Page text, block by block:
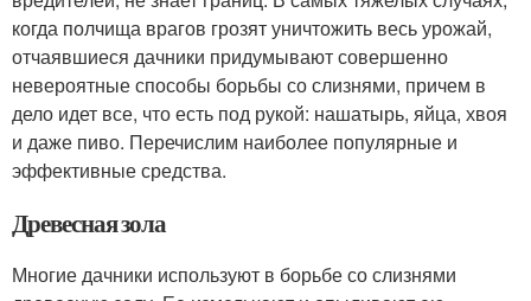
когда полчища врагов грозят уничтожить весь урожай,
отчаявшиеся дачники придумывают совершенно
невероятные способы борьбы со слизнями, причем в
дело идет все, что есть под рукой: нашатырь, яйца, хвоя
и даже пиво. Перечислим наиболее популярные и
эффективные средства.
Древесная зола
Многие дачники используют в борьбе со слизнями